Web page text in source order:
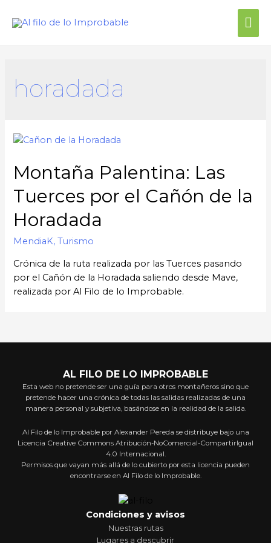
horadada
Montaña Palentina: Las
Tuerces por el Cañón de la
Horadada
MendiaK,Turismo
Crónica de la ruta realizada por las Tuerces pasando
por el Cañón de la Horadada saliendo desde Mave,
realizada por Al Filo de lo Improbable.
AL FILO DE LO IMPROBABLE
Esta web no pretende ser una guía para otros montañeros sino que
pretende hacer una crónica de todas las salidas realizadas de una
manera personal y subjetiva, basándose en la realidad de la salida.
Al Filo de lo Improbable por Alexander Pereda se distribuye bajo una
Licencia Creative Commons Atribución-NoComercial-CompartirIgual
4.0 Internacional.
Permisos que vayan más allá de lo cubierto por esta licencia pueden
encontrarse en Al Filo de lo Improbable.
Condiciones y avisos
Nuestras rutas
Lugares a descubrir